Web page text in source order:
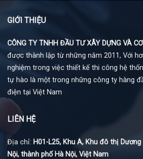
GIỚI THIỆU
CÔNG TY TNHH ĐẦU TƯ XÂY DỰNG VÀ
được thành lập từ những năm 2011, Với
nghiệm trong việc thiết kế thi công hệ
tự hào là một trong những công ty hàng
điện tại Việt Nam
LIÊN HỆ
Địa chỉ: H01-L25, Khu A, Khu đô thị
Nội, thành phố Hà Nội, Việt Nam